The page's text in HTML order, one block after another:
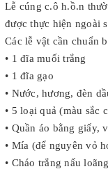
Lễ cúng c.ô h.ồ.n
được thực hiện ngoài
Các lễ vật cần chuẩn
• 1 đĩa muối trắng
• 1 đĩa gạo
• Nước, hương, đèn
• 5 loại quả (màu sắc
• Quần áo bằng giấy,
• Mía (để nguyên vỏ
• Cháo trắng nấu loãng